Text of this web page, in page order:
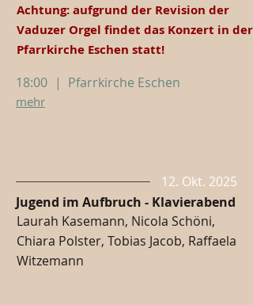
Achtung: aufgrund der Revision der
Vaduzer Orgel findet das Konzert in der
Pfarrkirche Eschen statt!
18:00 | Pfarrkirche Eschen
mehr
12. Okt. 2025
Jugend im Aufbruch - Klavierabend
Laurah Kasemann, Nicola Schöni,
Chiara Polster, Tobias Jacob, Raffaela
Witzemann